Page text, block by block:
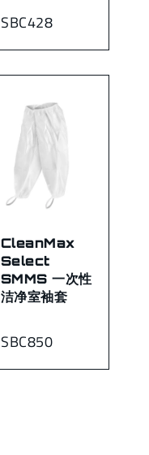
SBC428
SBC850
CleanMax
Select
SMMS 一次性
洁净室袖套